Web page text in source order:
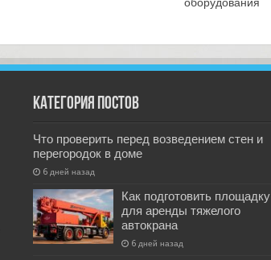
оборудования
Категория постов
Что проверить перед возведением стен и
перегородок в доме
6 дней назад
Как подготовить площадку
для аренды тяжелого
автокрана
6 дней назад